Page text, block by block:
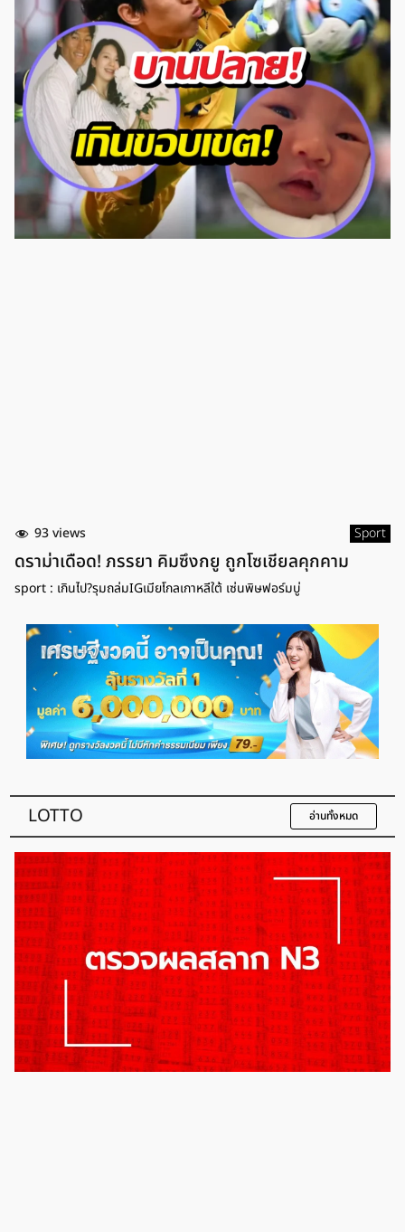
93 views Sport
ดราม่าเดือด! ภรรยา คิมซึงกยู ถูกโซเชียลคุกคาม
sport : เกินไป?รุมถล่มIGเมียโกลเกาหลีใต้ เซ่นพิษฟอร์มบู่
LOTTO อ่านทั้งหมด